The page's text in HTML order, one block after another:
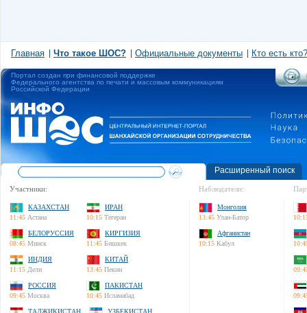
Главная Что такое ШОС? Официальные документы Кто есть кто?
Портал создан при финансовой поддержке
Федерального агентства по печати и массовым коммуникациям
Российской Федерации
Расширенный поиск
Участники:
КАЗАХСТАН
11:45 Астана
ИРАН
10:15 Тегеран
БЕЛОРУССИЯ
08:45 Минск
КИРГИЗИЯ
11:45 Бишкек
ИНДИЯ
11:15 Дели
КИТАЙ
13:45 Пекин
РОССИЯ
09:45 Москва
ПАКИСТАН
10:45 Исламабад
ТАДЖИКИСТАН
УЗБЕКИСТАН
Наблюдатели:
Монголия
13:45 Улан-Батор
Афганистан
10:15 Кабул